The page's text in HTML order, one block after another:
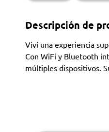
Descripción de
Viví una experiencia
Con WiFi y Bluetooth
múltiples dispositivos.